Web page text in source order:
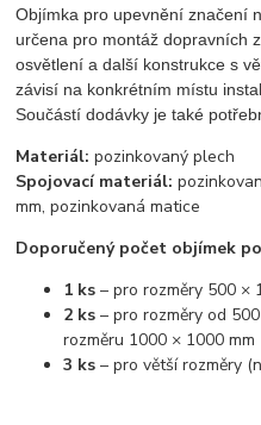
Objímka pro upevnění značení
určena pro montáž dopravních
osvětlení a další konstrukce s
závisí na konkrétním místu
Součástí dodávky je také
Materiál: pozinkovaný plech
Spojovací materiál:
mm, pozinkovaná matice
Doporučený počet objímek
1 ks – pro rozměry 500 ×
2 ks – pro rozměry od
rozměru 1000 × 1000 mm
3 ks – pro větší rozměry